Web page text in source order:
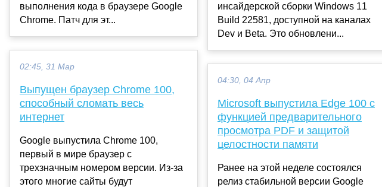
выполнения кода в браузере Google
Chrome. Патч для эт...
02:45, 31 Мар
Выпущен браузер Chrome 100,
способный сломать весь
интернет
Google выпустила Chrome 100,
первый в мире браузер с
трехзначным номером версии. Из-за
этого многие сайты будут
инсайдерской сборки Windows 11
Build 22581, доступной на каналах
Dev и Beta. Это обновлени...
04:30, 04 Апр
Microsoft выпустила Edge 100 с
функцией предварительного
просмотра PDF и защитой
целостности памяти
Ранее на этой неделе состоялся
релиз стабильной версии Google